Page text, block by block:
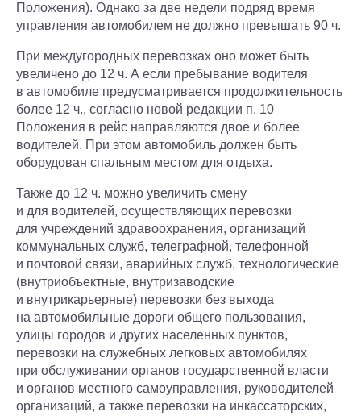
Положения). Однако за две недели подряд время
управления автомобилем не должно превышать 90 ч.
При междугородных перевозках оно может быть
увеличено до 12 ч. А если пребывание водителя
в автомобиле предусматривается продолжительность
более 12 ч., согласно новой редакции п. 10
Положения в рейс направляются двое и более
водителей. При этом автомобиль должен быть
оборудован спальным местом для отдыха.
Также до 12 ч. можно увеличить смену
и для водителей, осуществляющих перевозки
для учреждений здравоохранения, организаций
коммунальных служб, телеграфной, телефонной
и почтовой связи, аварийных служб, технологические
(внутриобъектные, внутризаводские
и внутрикарьерные) перевозки без выхода
на автомобильные дороги общего пользования,
улицы городов и других населенных пунктов,
перевозки на служебных легковых автомобилях
при обслуживании органов государственной власти
и органов местного самоуправления, руководителей
организаций, а также перевозки на инкассаторских,